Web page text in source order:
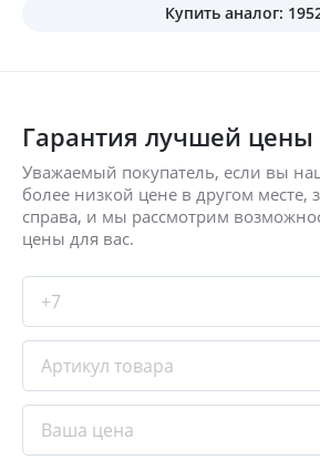
Купить аналог:
Гарантия лучшей цены
Уважаемый покупатель, если вы
более низкой цене в другом месте,
справа, и мы рассмотрим
цены для вас.